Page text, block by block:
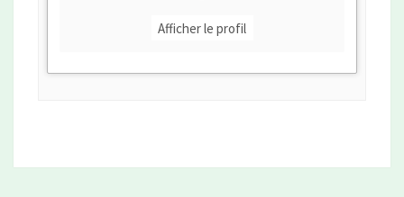
Afficher le profil